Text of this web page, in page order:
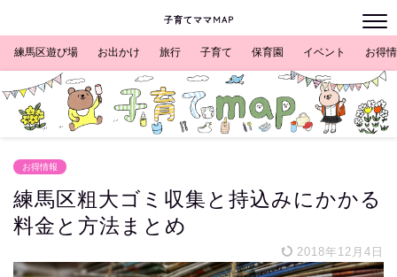
子育てママMAP
練馬区遊び場 お出かけ 旅行 子育て 保育園 イベント お得
お得情報
練馬区粗大ゴミ収集と持込みにかかる
料金と方法まとめ
2018年12月4日